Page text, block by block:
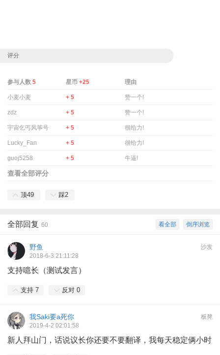
评分
参与人数 5 星币+25 理由
小麦小麦 + 5 赞一个!
zdz + 5 赞一个!
宇宙乞丐风筝号 + 5 很给力!
Lucky_Fan + 5 很给力!
guoj5258 + 5 牛逼!
查看全部评分
顶49 踩2
倒序浏览
看全部
全部回复 60
沙发
野鱼
2018-6-3 21:11:28
支持噫长（测试发言）
支持 7 反对 0
板凳
我Saki要a死你
2019-4-2 02:01:58
新人拜山门，话说议长你还要不要翻译，我每天稳定俩小时